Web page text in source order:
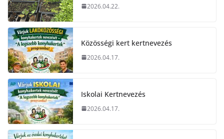
2026.04.22.
Közösségi kert kertnevezés
2026.04.17.
Iskolai Kertnevezés
2026.04.17.